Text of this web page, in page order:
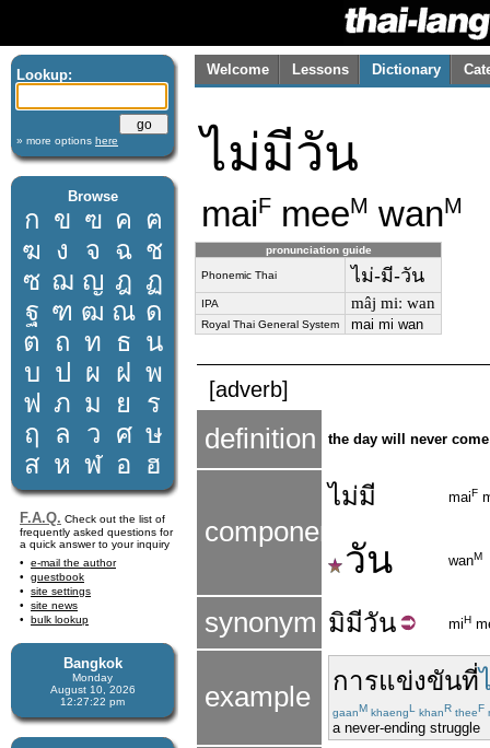
Lookup:
» more options here
Browse
ก ข ฃ ค ฅ
ฆ ง จ ฉ ช
ซ ฌ ญ ฎ ฏ
ฐ ฑ ฒ ณ ด
ต ถ ท ธ น
บ ป ผ ฝ พ
ฟ ภ ม ย
ร
ฤ
ล ว ศ ษ
ส ห ฬ อ ฮ
F.A.Q. Check out the list of
frequently asked questions for
a quick answer to your inquiry
e-mail the author
guestbook
site settings
site news
bulk lookup
Bangkok
Monday
August 10, 2026
12:27:23 pm
Welcome Lessons Dictionary
ไม่มีวัน
maiF meeM wanM
pronunciation guide
Phonemic Thai ไม่-มี-วัน
IPA mâj miː wan
Royal Thai General System mai mi wan
[adverb]
definition the day will never
components
ไม่มี maiF
วัน wanM
synonym มิมีวัน miH
example
การแข่งขันที่
gaanM khaengL khanR theeF
a never-ending struggle